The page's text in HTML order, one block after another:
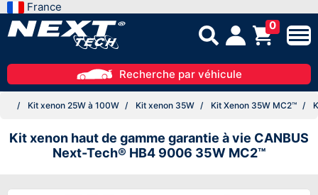
France
0
Recherche par véhicule
Kit xenon 25W à 100W Kit xenon 35W Kit Xenon 35W MC2™
Kit xenon haut de gamme garantie à vie CANBUS
Next-Tech® HB4 9006 35W MC2™